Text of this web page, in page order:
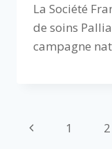
La Société
de soins
campagne
Navigation
Page
1 2